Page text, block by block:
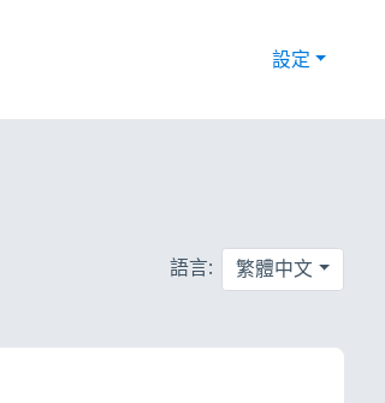
設定
語言: 繁體中文